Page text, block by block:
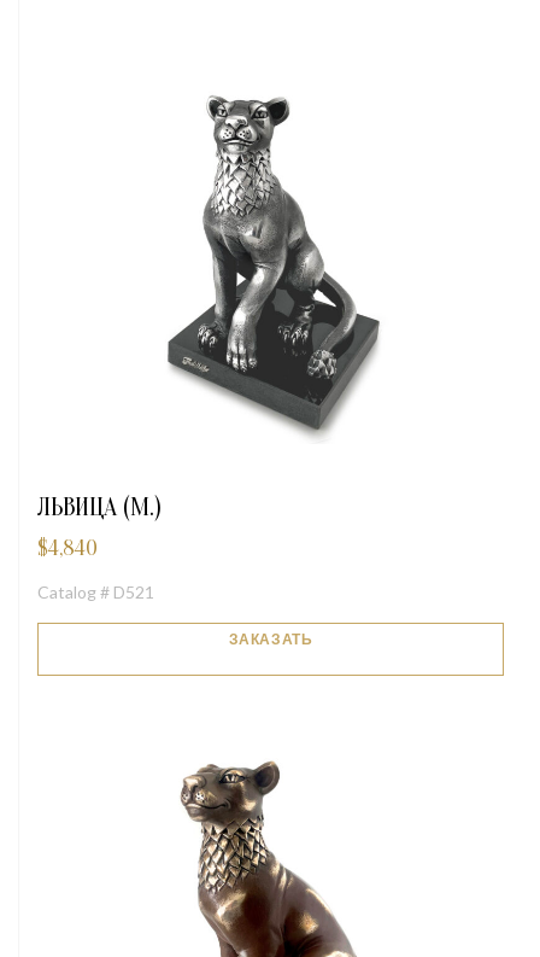
ЛЬВИЦА (М.)
$4,840
Catalog # D521
ЗАКАЗАТЬ